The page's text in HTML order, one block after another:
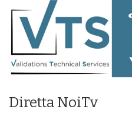
Diretta NoiTv